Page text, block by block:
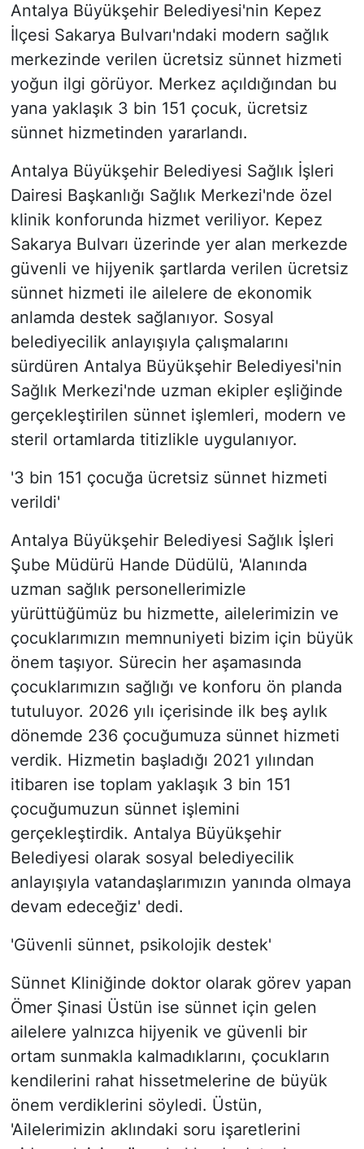
Antalya Büyükşehir Belediyesi'nin Kepez
İlçesi Sakarya Bulvarı'ndaki modern sağlık
merkezinde verilen ücretsiz sünnet hizmeti
yoğun ilgi görüyor. Merkez açıldığından bu
yana yaklaşık 3 bin 151 çocuk, ücretsiz
sünnet hizmetinden yararlandı.
Antalya Büyükşehir Belediyesi Sağlık İşleri
Dairesi Başkanlığı Sağlık Merkezi'nde özel
klinik konforunda hizmet veriliyor. Kepez
Sakarya Bulvarı üzerinde yer alan merkezde
güvenli ve hijyenik şartlarda verilen ücretsiz
sünnet hizmeti ile ailelere de ekonomik
anlamda destek sağlanıyor. Sosyal
belediyecilik anlayışıyla çalışmalarını
sürdüren Antalya Büyükşehir Belediyesi'nin
Sağlık Merkezi'nde uzman ekipler eşliğinde
gerçekleştirilen sünnet işlemleri, modern ve
steril ortamlarda titizlikle uygulanıyor.
'3 bin 151 çocuğa ücretsiz sünnet hizmeti
verildi'
Antalya Büyükşehir Belediyesi Sağlık İşleri
Şube Müdürü Hande Düdülü, 'Alanında
uzman sağlık personellerimizle
yürüttüğümüz bu hizmette, ailelerimizin ve
çocuklarımızın memnuniyeti bizim için büyük
önem taşıyor. Sürecin her aşamasında
çocuklarımızın sağlığı ve konforu ön planda
tutuluyor. 2026 yılı içerisinde ilk beş aylık
dönemde 236 çocuğumuza sünnet hizmeti
verdik. Hizmetin başladığı 2021 yılından
itibaren ise toplam yaklaşık 3 bin 151
çocuğumuzun sünnet işlemini
gerçekleştirdik. Antalya Büyükşehir
Belediyesi olarak sosyal belediyecilik
anlayışıyla vatandaşlarımızın yanında olmaya
devam edeceğiz' dedi.
'Güvenli sünnet, psikolojik destek'
Sünnet Kliniğinde doktor olarak görev yapan
Ömer Şinasi Üstün ise sünnet için gelen
ailelere yalnızca hijyenik ve güvenli bir
ortam sunmakla kalmadıklarını, çocukların
kendilerini rahat hissetmelerine de büyük
önem verdiklerini söyledi. Üstün,
'Ailelerimizin aklındaki soru işaretlerini